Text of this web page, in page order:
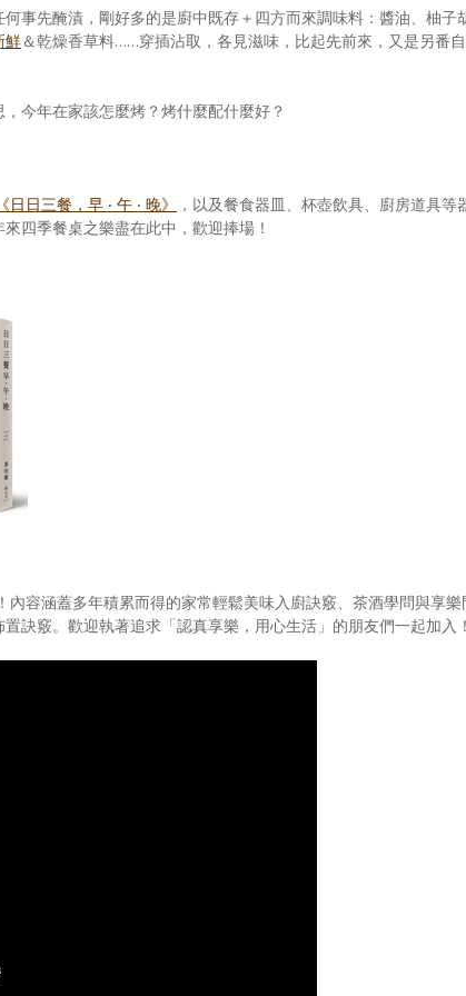
事先醃漬，剛好多的是廚中既存＋四方而來調味料：醬油、柚子
鮮＆乾燥香草料……穿插沾取，各見滋味，比起先前來，又是另番自
今年在家該怎麼烤？烤什麼配什麼好？
《日日三餐，早 ‧ 午 ‧ 晚》
，以及餐食器皿、杯壺飲具、廚房道具等
四季餐桌之樂盡在此中，歡迎捧場！
內容涵蓋多年積累而得的家常輕鬆美味入廚訣竅、茶酒學問與享樂
訣竅。歡迎執著追求「認真享樂，用心生活」的朋友們一起加入